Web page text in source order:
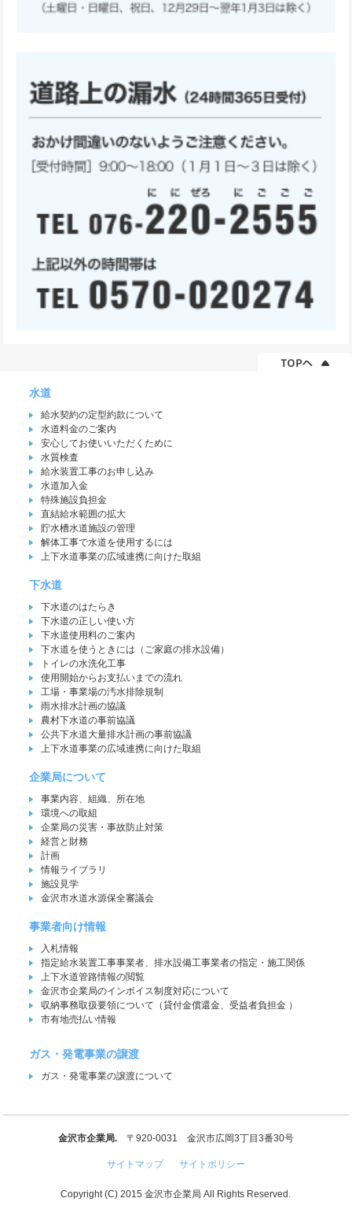
水道
給水契約の定型約款について
水道料金のご案内
安心してお使いいただくために
水質検査
給水装置工事のお申し込み
水道加入金
特殊施設負担金
直結給水範囲の拡大
貯水槽水道施設の管理
解体工事で水道を使用するには
上下水道事業の広域連携に向けた取組
下水道
下水道のはたらき
下水道の正しい使い方
下水道使用料のご案内
下水道を使うときには（ご家庭の排水設備）
トイレの水洗化工事
使用開始からお支払いまでの流れ
工場・事業場の汚水排除規制
雨水排水計画の協議
農村下水道の事前協議
公共下水道大量排水計画の事前協議
上下水道事業の広域連携に向けた取組
企業局について
事業内容、組織、所在地
環境への取組
企業局の災害・事故防止対策
経営と財務
計画
情報ライブラリ
施設見学
金沢市水道水源保全審議会
事業者向け情報
入札情報
指定給水装置工事事業者、排水設備工事業者の指定・施工関係
上下水道管路情報の閲覧
金沢市企業局のインボイス制度対応について
収納事務取扱要領について（貸付金償還金、受益者負担金 ）
市有地売払い情報
ガス・発電事業の譲渡
ガス・発電事業の譲渡について
金沢市企業局.〒920-0031 金沢市広岡3丁目3番30号
サイトマップ サイトポリシー
Copyright (C) 2015 金沢市企業局 All Rights Reserved.